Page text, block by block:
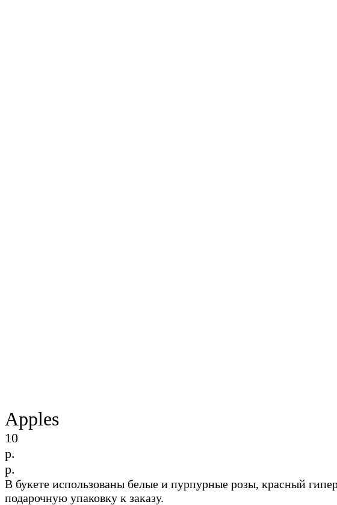
Apples
10
р.
р.
В букете использованы белые и пурпурные розы, красный
подарочную упаковку к заказу.